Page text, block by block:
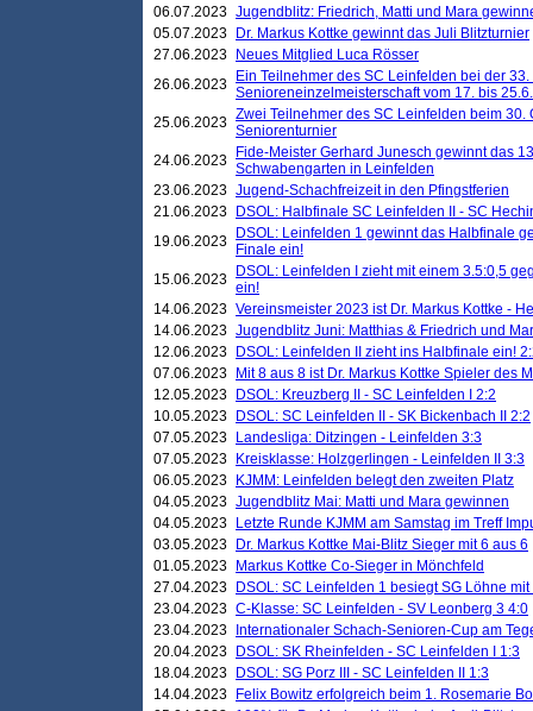
06.07.2023 Jugendblitz: Friedrich, Matti und Mara
05.07.2023
Dr. Markus Kottke gewinnt das Juli Blitzturnier
27.06.2023
Neues Mitglied Luca Rösser
26.06.2023
Ein Teilnehmer des SC Leinfelden bei der
Senioreneinzelmeisterschaft vom 17. bis
25.06.2023 Zwei Teilnehmer des SC Leinfelden beim
Seniorenturnier
24.06.2023
Fide-Meister Gerhard Junesch gewinnt das
Schwabengarten in Leinfelden
23.06.2023 Jugend-Schachfreizeit in den Pfingstferien
21.06.2023
DSOL: Halbfinale SC Leinfelden II - SC
19.06.2023
DSOL: Leinfelden 1 gewinnt das Halbfinale
Finale ein!
15.06.2023
DSOL: Leinfelden I zieht mit einem 3.5:0,5
ein!
14.06.2023 Vereinsmeister 2023 ist Dr. Markus Kottke -
14.06.2023 Jugendblitz Juni: Matthias & Friedrich und
12.06.2023
DSOL: Leinfelden II zieht ins Halbfinale ein!
07.06.2023
Mit 8 aus 8 ist Dr. Markus Kottke Spieler des
12.05.2023
DSOL: Kreuzberg II - SC Leinfelden I 2:2
10.05.2023
DSOL: SC Leinfelden II - SK Bickenbach II 2:2
07.05.2023
Landesliga: Ditzingen - Leinfelden 3:3
07.05.2023
Kreisklasse: Holzgerlingen - Leinfelden II 3:3
06.05.2023
KJMM: Leinfelden belegt den zweiten Platz
04.05.2023 Jugendblitz Mai: Matti und Mara gewinnen
04.05.2023
Letzte Runde KJMM am Samstag im Treff
03.05.2023
Dr. Markus Kottke Mai-Blitz Sieger mit 6 aus 6
01.05.2023
Markus Kottke Co-Sieger in Mönchfeld
27.04.2023
DSOL: SC Leinfelden 1 besiegt SG Löhne mit
23.04.2023 C-Klasse: SC Leinfelden - SV Leonberg 3 4:0
23.04.2023
Internationaler Schach-Senioren-Cup am
20.04.2023
DSOL: SK Rheinfelden - SC Leinfelden I 1:3
18.04.2023
DSOL: SG Porz III - SC Leinfelden II 1:3
14.04.2023
Felix Bowitz erfolgreich beim 1. Rosemarie